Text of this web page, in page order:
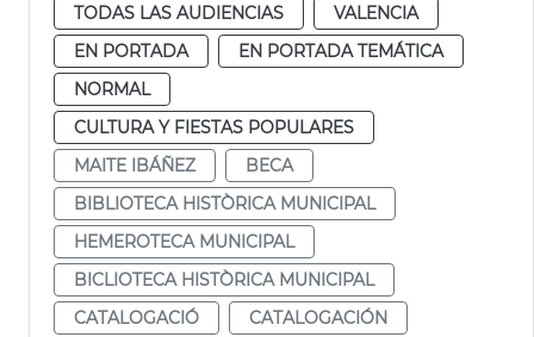
TODAS LAS AUDIENCIAS
VALENCIA
EN PORTADA
EN PORTADA TEMÁTICA
NORMAL
CULTURA Y FIESTAS POPULARES
MAITE IBÁÑEZ
BECA
BIBLIOTECA HISTÒRICA MUNICIPAL
HEMEROTECA MUNICIPAL
BICLIOTECA HISTÒRICA MUNICIPAL
CATALOGACIÓ
CATALOGACIÓN